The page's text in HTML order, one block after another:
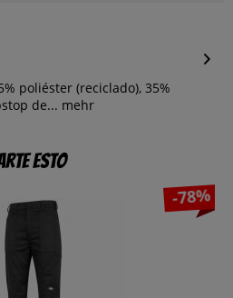
poliéster (reciclado), 35%
de... mehr
esto
-78%